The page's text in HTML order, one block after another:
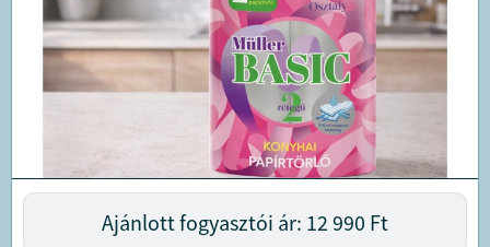
Ajánlott fogyasztói ár: 12 990 Ft